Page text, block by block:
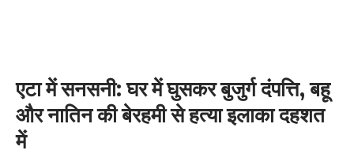
एटा में सनसनी: घर में घुसकर बुजुर्ग दंपत्ति, बहू
और नातिन की बेरहमी से हत्या इलाका दहशत
में